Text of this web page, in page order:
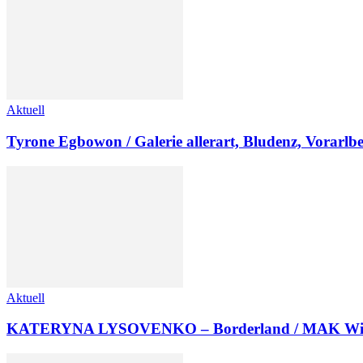
Aktuell
Tyrone Egbowon / Galerie allerart, Bludenz,
Aktuell
KATERYNA LYSOVENKO – Borderland / MAK